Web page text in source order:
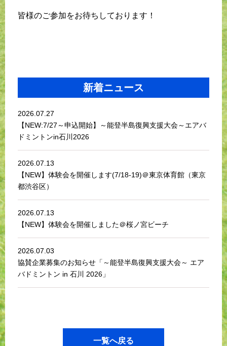
皆様のご参加をお待ちしております！
新着ニュース
2026.07.27
【NEW:7/27～申込開始】～能登半島復興支援大会～エアバ
ドミントンin石川2026
2026.07.13
【NEW】体験会を開催します(7/18-19)＠東京体育館（東京
都渋谷区）
2026.07.13
【NEW】体験会を開催しました＠桜ノ宮ビーチ
2026.07.03
協賛企業募集のお知らせ「～能登半島復興支援大会～ エア
バドミントン in 石川 2026」
一覧へ戻る